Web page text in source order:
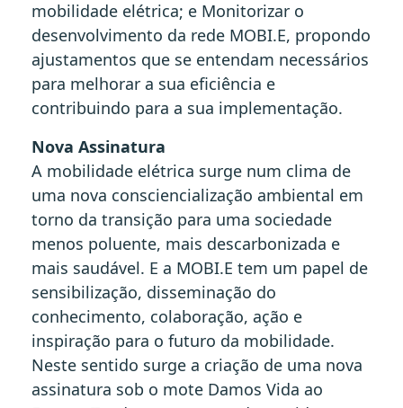
mobilidade elétrica; e Monitorizar o
desenvolvimento da rede MOBI.E, propondo
ajustamentos que se entendam necessários
para melhorar a sua eficiência e
contribuindo para a sua implementação.
Nova Assinatura
A mobilidade elétrica surge num clima de
uma nova consciencialização ambiental em
torno da transição para uma sociedade
menos poluente, mais descarbonizada e
mais saudável. E a MOBI.E tem um papel de
sensibilização, disseminação do
conhecimento, colaboração, ação e
inspiração para o futuro da mobilidade.
Neste sentido surge a criação de uma nova
assinatura sob o mote Damos Vida ao